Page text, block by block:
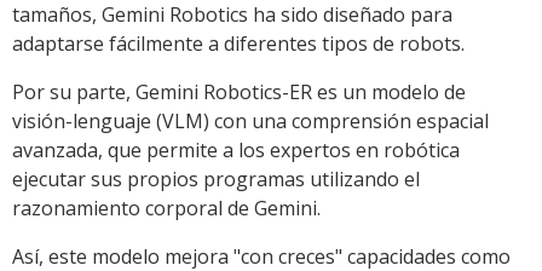
tamaños, Gemini Robotics ha sido diseñado para
adaptarse fácilmente a diferentes tipos de robots.
Por su parte, Gemini Robotics-ER es un modelo de
visión-lenguaje (VLM) con una comprensión espacial
avanzada, que permite a los expertos en robótica
ejecutar sus propios programas utilizando el
razonamiento corporal de Gemini.
Así, este modelo mejora "con creces" capacidades como